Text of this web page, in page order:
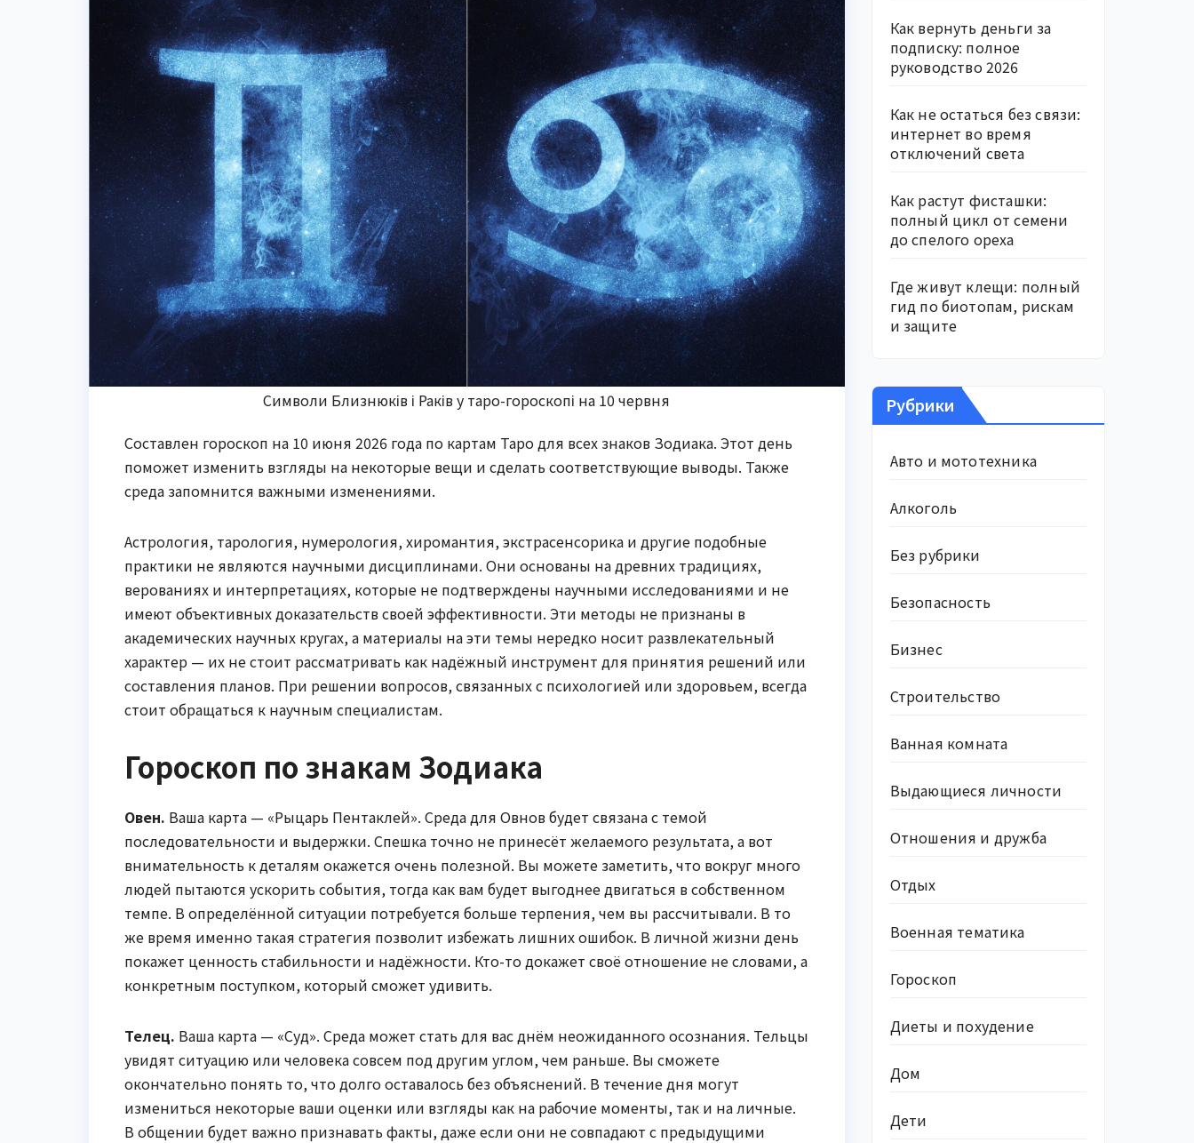
Символи Близнюків і Раків у таро-гороскопі на 10 червня
Составлен гороскоп на 10 июня 2026 года по картам Таро для всех знаков Зодиака. Этот день
поможет изменить взгляды на некоторые вещи и сделать соответствующие выводы. Также
среда запомнится важными изменениями.
Астрология, тарология, нумерология, хиромантия, экстрасенсорика и другие подобные
практики не являются научными дисциплинами. Они основаны на древних традициях,
верованиях и интерпретациях, которые не подтверждены научными исследованиями и не
имеют объективных доказательств своей эффективности. Эти методы не признаны в
академических научных кругах, а материалы на эти темы нередко носит развлекательный
характер — их не стоит рассматривать как надёжный инструмент для принятия решений или
составления планов. При решении вопросов, связанных с психологией или здоровьем, всегда
стоит обращаться к научным специалистам.
Гороскоп по знакам Зодиака
Овен. Ваша карта — «Рыцарь Пентаклей». Среда для Овнов будет связана с темой
последовательности и выдержки. Спешка точно не принесёт желаемого результата, а вот
внимательность к деталям окажется очень полезной. Вы можете заметить, что вокруг много
людей пытаются ускорить события, тогда как вам будет выгоднее двигаться в собственном
темпе. В определённой ситуации потребуется больше терпения, чем вы рассчитывали. В то
же время именно такая стратегия позволит избежать лишних ошибок. В личной жизни день
покажет ценность стабильности и надёжности. Кто-то докажет своё отношение не словами, а
конкретным поступком, который сможет удивить.
Телец. Ваша карта — «Суд». Среда может стать для вас днём неожиданного осознания. Тельцы
увидят ситуацию или человека совсем под другим углом, чем раньше. Вы сможете
окончательно понять то, что долго оставалось без объяснений. В течение дня могут
измениться некоторые ваши оценки или взгляды как на рабочие моменты, так и на личные.
В общении будет важно признавать факты, даже если они не совпадают с предыдущими
Как вернуть деньги за
подписку: полное
руководство 2026
Как не остаться без связи:
интернет во время
отключений света
Как растут фисташки:
полный цикл от семени
до спелого ореха
Где живут клещи: полный
гид по биотопам, рискам
и защите
Рубрики
Авто и мототехника
Алкоголь
Без рубрики
Безопасность
Бизнес
Строительство
Ванная комната
Выдающиеся личности
Отношения и дружба
Отдых
Военная тематика
Гороскоп
Диеты и похудение
Дом
Дети